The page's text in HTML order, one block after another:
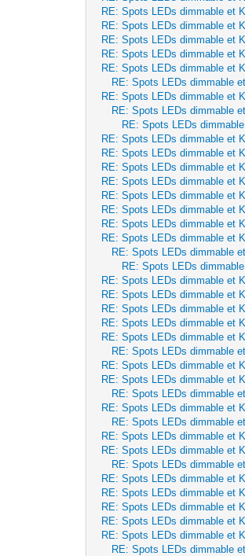
RE: Spots LEDs dimmable et
RE: Spots LEDs dimmable et
RE: Spots LEDs dimmable et
RE: Spots LEDs dimmable et
RE: Spots LEDs dimmable et
RE: Spots LEDs dimmable
RE: Spots LEDs dimmable et
RE: Spots LEDs dimmable
RE: Spots LEDs
RE: Spots LEDs dimmable et
RE: Spots LEDs dimmable et
RE: Spots LEDs dimmable et
RE: Spots LEDs dimmable et
RE: Spots LEDs dimmable et
RE: Spots LEDs dimmable et
RE: Spots LEDs dimmable et
RE: Spots LEDs dimmable et
RE: Spots LEDs dimmable
RE: Spots LEDs
RE: Spots LEDs dimmable et
RE: Spots LEDs dimmable et
RE: Spots LEDs dimmable et
RE: Spots LEDs dimmable et
RE: Spots LEDs dimmable et
RE: Spots LEDs dimmable
RE: Spots LEDs dimmable et
RE: Spots LEDs dimmable et
RE: Spots LEDs dimmable
RE: Spots LEDs dimmable et
RE: Spots LEDs dimmable
RE: Spots LEDs dimmable et
RE: Spots LEDs dimmable et
RE: Spots LEDs dimmable
RE: Spots LEDs dimmable et
RE: Spots LEDs dimmable et
RE: Spots LEDs dimmable et
RE: Spots LEDs dimmable et
RE: Spots LEDs dimmable et
RE: Spots LEDs dimmable